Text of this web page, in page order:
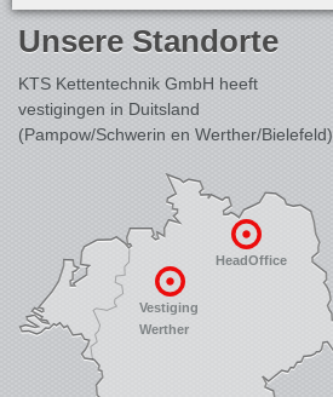
Unsere Standorte
KTS Kettentechnik GmbH heeft
vestigingen in Duitsland
(Pampow/Schwerin en Werther/Bielefeld).
HeadOffice
Vestiging
Werther